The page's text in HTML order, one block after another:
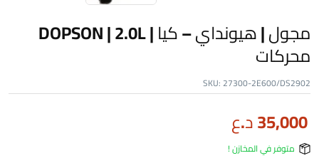
مجول | هيونداي – كيا | DOPSON | 2.0L
محركات
SKU: 27300-2E600/DS2902
35,000د.ع
متوفر في المخازن !